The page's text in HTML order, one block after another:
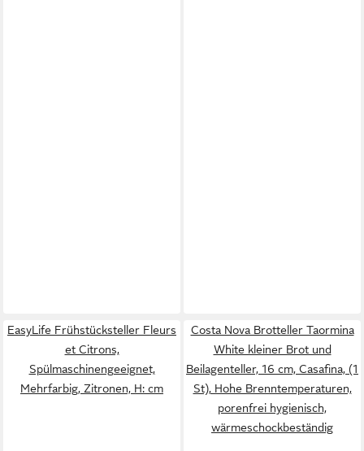
EasyLife Frühstücksteller Fleurs
et Citrons,
Spülmaschinengeeignet,
Mehrfarbig, Zitronen, H: cm
Costa Nova Brotteller Taormina
White kleiner Brot und
Beilagenteller, 16 cm, Casafina, (1
St), Hohe Brenntemperaturen,
porenfrei hygienisch,
wärmeschockbeständig